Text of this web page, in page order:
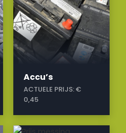
Accu’s
ACTUELE PRIJS:€
0,45